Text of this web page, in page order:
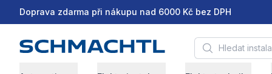
Doprava zdarma při nákupu nad 6000 Kč bez DPH
Hledat